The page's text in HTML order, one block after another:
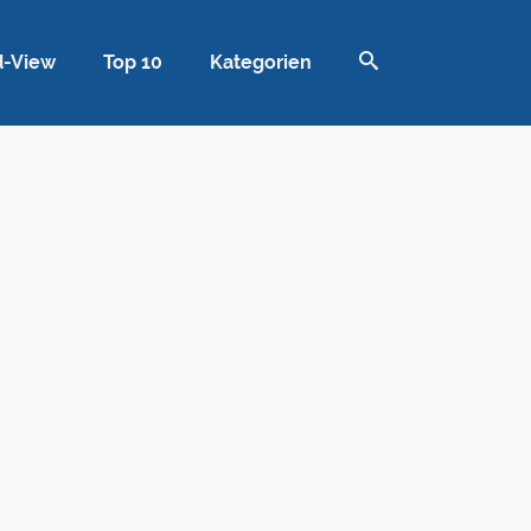
View Top 10 Kategorien